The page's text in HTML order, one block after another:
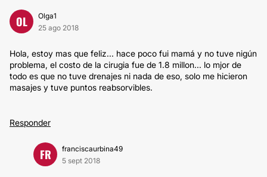
OL
Olga1
25 ago 2018
Hola, estoy mas que feliz... hace poco fui mamá y no tuve nigún
problema, el costo de la cirugia fue de 1.8 millon... lo mjor de
todo es que no tuve drenajes ni nada de eso, solo me hicieron
masajes y tuve puntos reabsorvibles.
Responder
FR
franciscaurbina49
5 sept 2018